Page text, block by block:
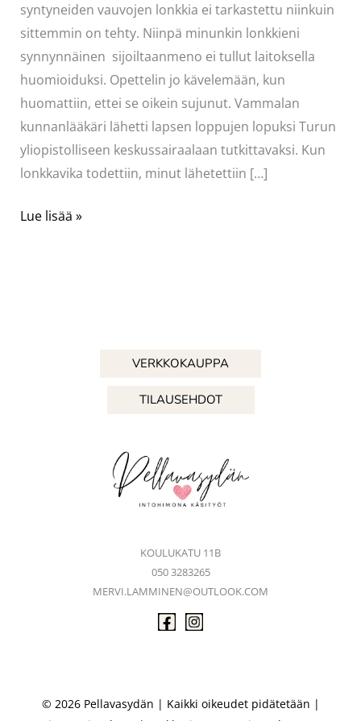
syntyneiden vauvojen lonkkia ei tarkastettu niinkuin
sittemmin on tehty. Niinpä minunkin lonkkieni
synnynnäinen sijoiltaanmeno ei tullut laitoksella
huomioiduksi. Opettelin jo kävelemään, kun
huomattiin, ettei se oikein sujunut. Vammalan
kunnanlääkäri lähetti lapsen loppujen lopuksi Turun
yliopistolliseen keskussairaalaan tutkittavaksi. Kun
lonkkavika todettiin, minut lähetettiin […]
Pakko
Lue lisää »
VERKKOKAUPPA
TILAUSEHDOT
KOULUKATU 11B
050 3283265
MERVI.LAMMINEN@OUTLOOK.COM
© 2026 Pellavasydän | Kaikki oikeudet pidätetään |